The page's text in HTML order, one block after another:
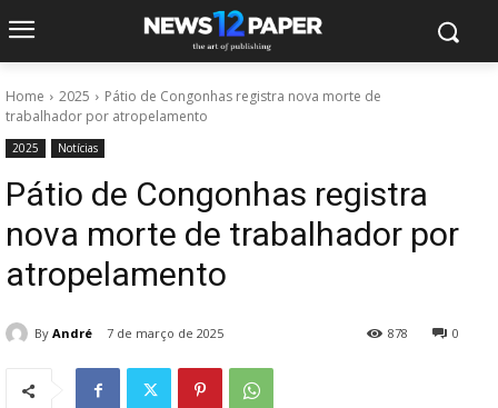
Home 2025
Pátio de Congonhas registra nova morte de
trabalhador por atropelamento
2025 Notícias
Pátio de Congonhas registra
nova morte de trabalhador por
atropelamento
By André 7 de março de 2025 0
878